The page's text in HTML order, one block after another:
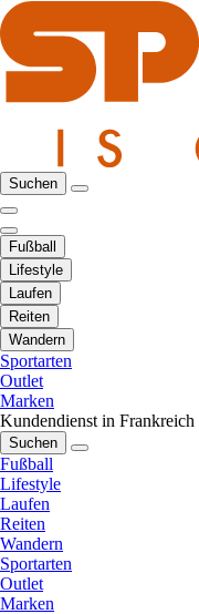
Suchen
Fußball
Lifestyle
Laufen
Reiten
Wandern
Sportarten
Outlet
Marken
Kundendienst in Frankreich
Suchen
Fußball
Lifestyle
Laufen
Reiten
Wandern
Sportarten
Outlet
Marken